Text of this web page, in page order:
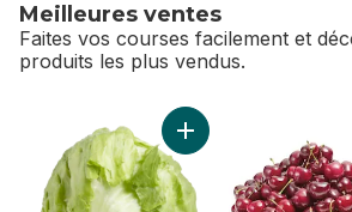
Meilleures ventes
Faites vos courses facilement et
produits les plus vendus.
sauter Meilleures ventes
Ajouter Laitue